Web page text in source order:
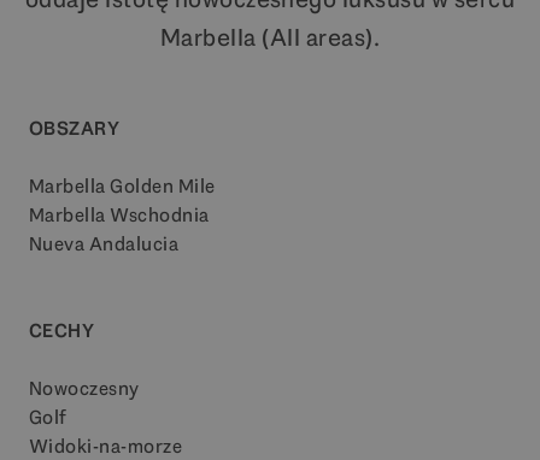
Marbella (All areas).
OBSZARY
Marbella Golden Mile
Marbella Wschodnia
Nueva Andalucia
CECHY
Nowoczesny
Golf
Widoki-na-morze